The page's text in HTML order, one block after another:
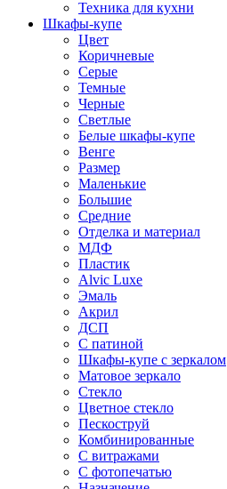
Техника для кухни
Шкафы-купе
Цвет
Коричневые
Серые
Темные
Черные
Светлые
Белые шкафы-купе
Венге
Размер
Маленькие
Большие
Средние
Отделка и материал
МДФ
Пластик
Alvic Luxe
Эмаль
Акрил
ДСП
С патиной
Шкафы-купе с зеркалом
Матовое зеркало
Стекло
Цветное стекло
Пескоструй
Комбинированные
С витражами
С фотопечатью